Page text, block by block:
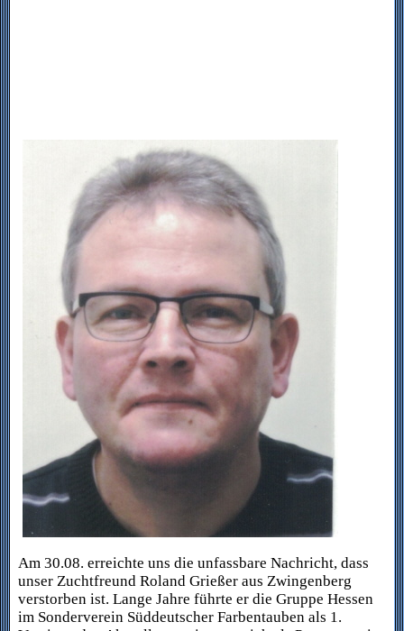
Am 30.08. erreichte uns die unfassbare Nachricht, dass
unser Zuchtfreund Roland Grießer aus Zwingenberg
verstorben ist. Lange Jahre führte er die Gruppe Hessen
im Sonderverein Süddeutscher Farbentauben als 1.